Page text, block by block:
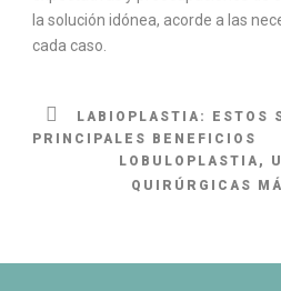
la solución idónea, acorde a las
cada caso.
LABIOPLASTIA: ESTOS
PRINCIPALES BENEFICIOS
LOBULOPLASTIA,
QUIRÚRGICAS